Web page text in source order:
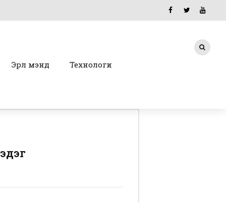
Эрүүл мэнд Технологи